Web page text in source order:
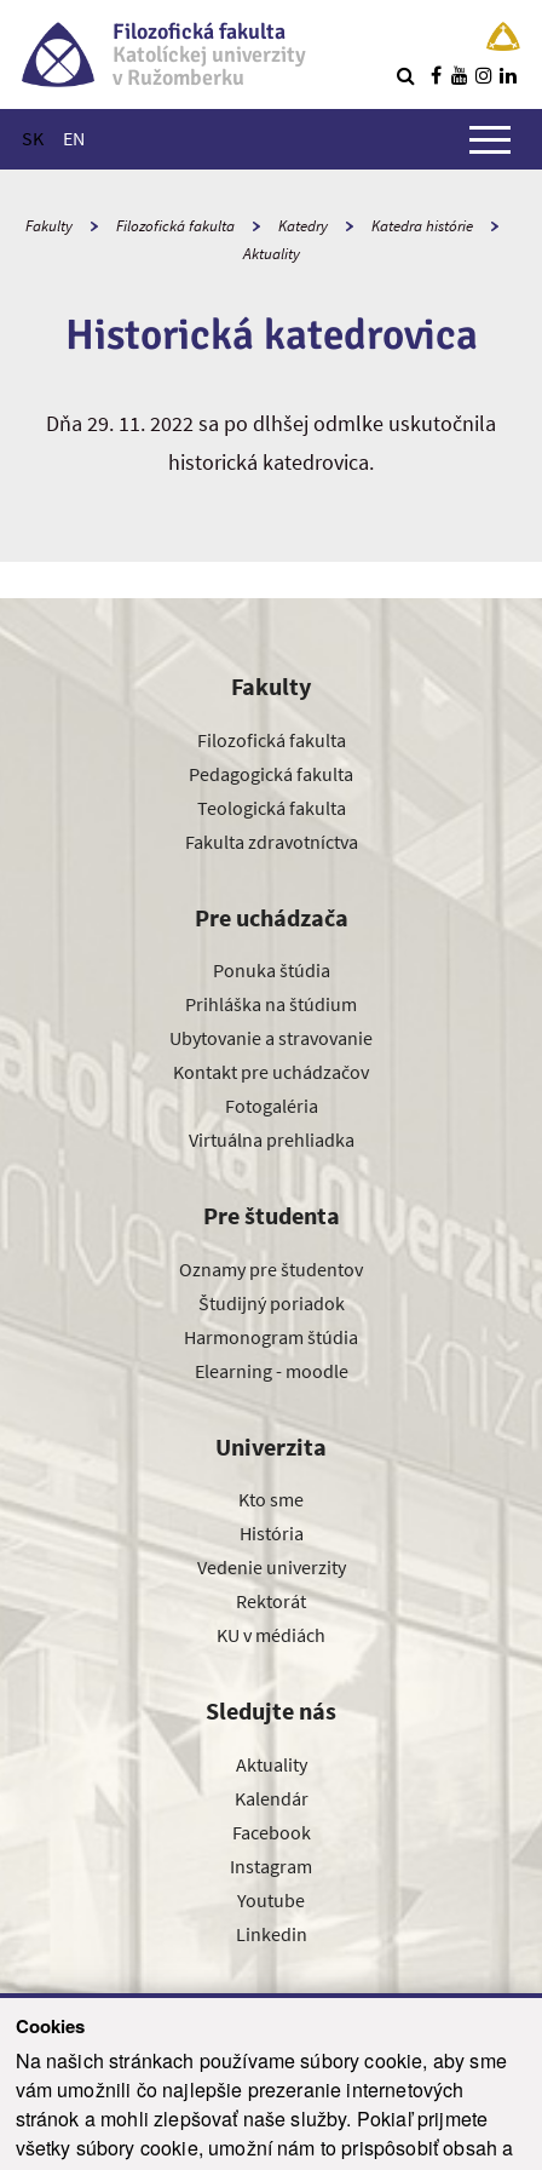
Cookies
Na našich stránkach používame súbory cookie, aby sme
vám umožnili čo najlepšie prezeranie internetových
stránok a mohli zlepšovať naše služby. Pokiaľ prijmete
všetky súbory cookie, umožní nám to prispôsobiť obsah a
Filozofická fakulta
Katolíckej univerzity
v Ružomberku
SK EN
Hlavné menu
Fakulty Filozofická fakulta Katedry
Katedra histórie
Aktuality
Historická katedrovica
Dňa 29. 11. 2022 sa po dlhšej odmlke uskutočnila
historická katedrovica.
Fakulty
Filozofická fakulta
Pedagogická fakulta
Teologická fakulta
Fakulta zdravotníctva
Pre uchádzača
Ponuka štúdia
Prihláška na štúdium
Ubytovanie a stravovanie
Kontakt pre uchádzačov
Fotogaléria
Virtuálna prehliadka
Pre študenta
Oznamy pre študentov
Študijný poriadok
Harmonogram štúdia
Elearning - moodle
Univerzita
Kto sme
História
Vedenie univerzity
Rektorát
KU v médiách
Sledujte nás
Aktuality
Kalendár
Facebook
Instagram
Youtube
Linkedin